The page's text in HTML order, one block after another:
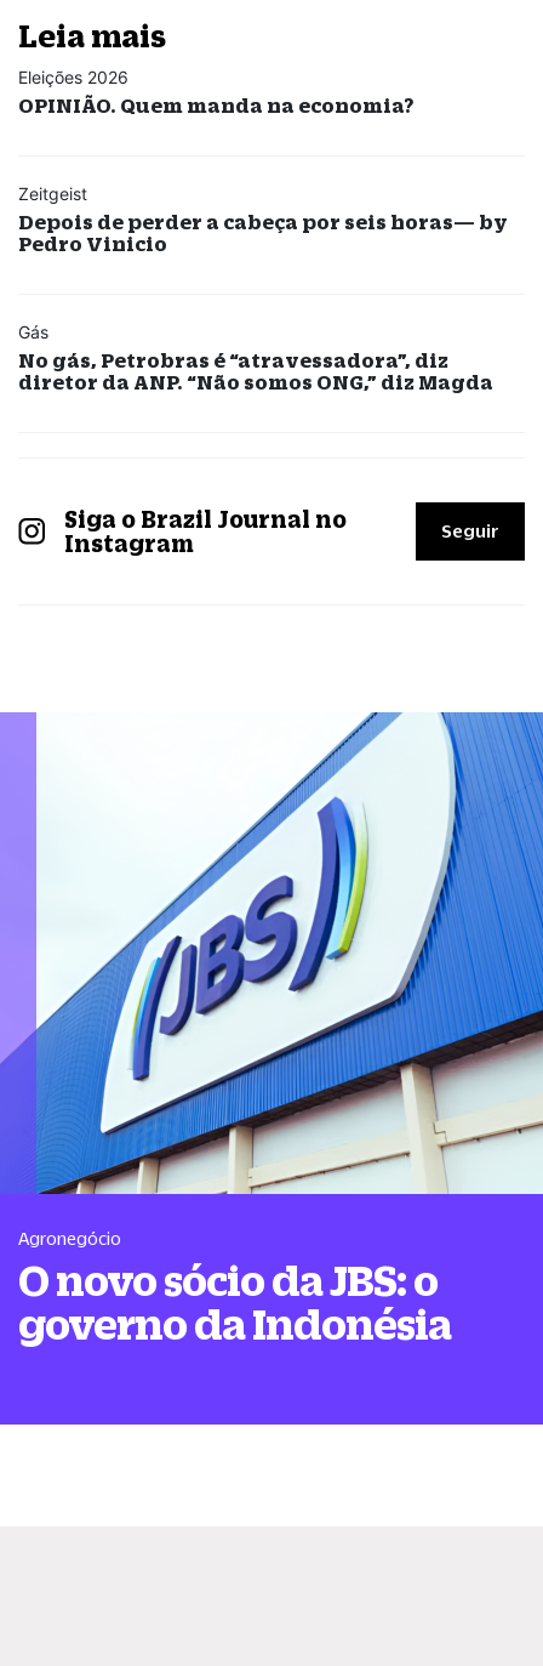
Leia mais
Eleições 2026
OPINIÃO. Quem manda na economia?
Zeitgeist
Depois de perder a cabeça por seis horas— by
Pedro Vinicio
Gás
No gás, Petrobras é “atravessadora”, diz
diretor da ANP. “Não somos ONG,” diz Magda
Siga o Brazil Journal no
Instagram
Seguir
Agronegócio
O novo sócio da JBS: o
governo da Indonésia